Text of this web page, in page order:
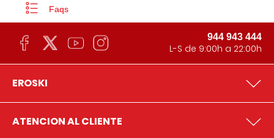
Faqs
944 943 444
L-S de 9:00h a 22:00h
EROSKI
ATENCION AL CLIENTE